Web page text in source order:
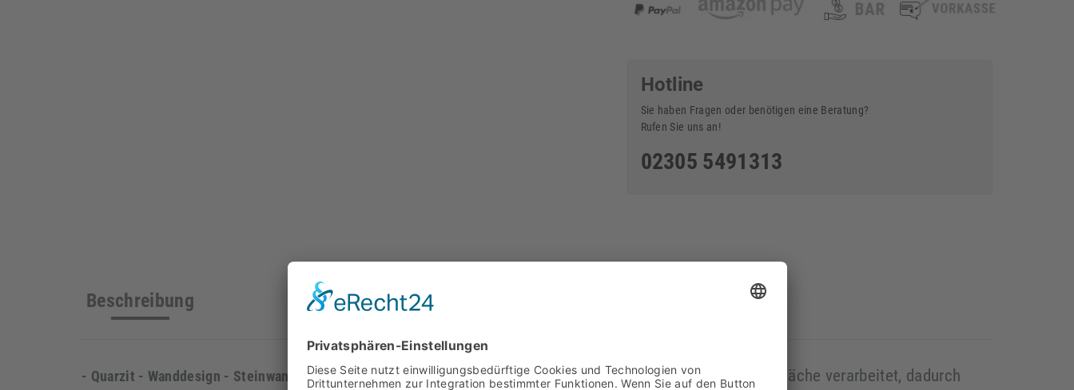
Hotline
Sie haben Fragen oder benötigen eine Beratung?
Rufen Sie uns an!
02305 5491313
Beschreibung
- Quarzit - Wanddesign - Steinwand - Naturstein-Mauer - Naturstein-
sind rückseitig zu einer glatten Fläche verarbeitet, dadurch